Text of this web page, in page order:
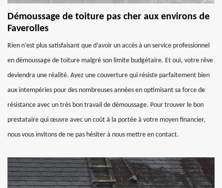
Démoussage de toiture pas cher aux environs de
Faverolles
Rien n’est plus satisfaisant que d’avoir un accès à un service professionnel
en démoussage de toiture malgré son limite budgétaire. Et oui, votre rêve
deviendra une réalité. Ayez une couverture qui résiste parfaitement bien
aux intempéries pour des nombreuses années en optimisant sa force de
résistance avec un très bon travail de démoussage. Pour trouver le bon
prestataire qui œuvre avec un coût à la portée à votre moyen financier,
nous vous invitons de ne pas hésiter à nous mettre en contact.